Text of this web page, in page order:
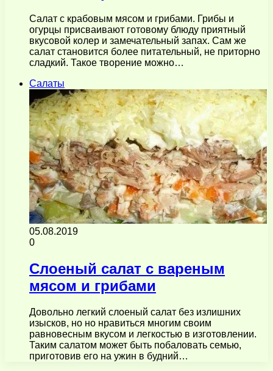
Салат с крабовым мясом и грибами. Грибы и
огурцы присваивают готовому блюду приятный
вкусовой колер и замечательный запах. Сам же
салат становится более питательный, не приторно
сладкий. Такое творение можно…
Салаты
05.08.2019
0
Слоеный салат с вареным
мясом и грибами
Довольно легкий слоеный салат без излишних
изысков, но но нравиться многим своим
равновесным вкусом и легкостью в изготовлении.
Таким салатом может быть побаловать семью,
приготовив его на ужин в будний…